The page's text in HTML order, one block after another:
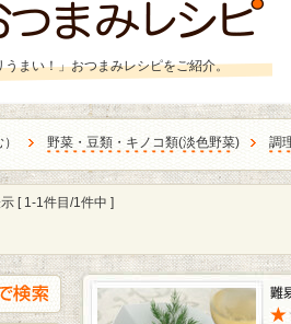
うまい！」おつまみレシピをご紹介。
野菜・豆類・キノコ類(淡色野菜) 調
[ 1-1件目/1件中 ]